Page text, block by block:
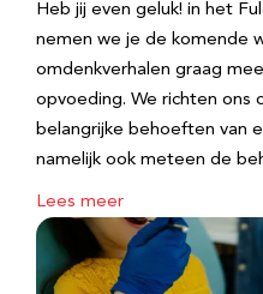
Heb jij even geluk! in het
nemen we je de komende
omdenkverhalen graag
opvoeding. We richten ons
belangrijke behoeften van
namelijk ook meteen de
Lees meer